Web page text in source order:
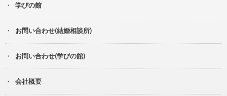
学びの館
お問い合わせ(結婚相談所)
お問い合わせ(学びの館)
会社概要